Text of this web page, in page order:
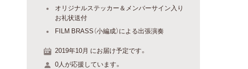
オリジナルステッカー＆メンバーサイン入り
お礼状送付
FILM BRASS（小編成）による出張演奏
2019年10月 にお届け予定です。
0人が応援しています。